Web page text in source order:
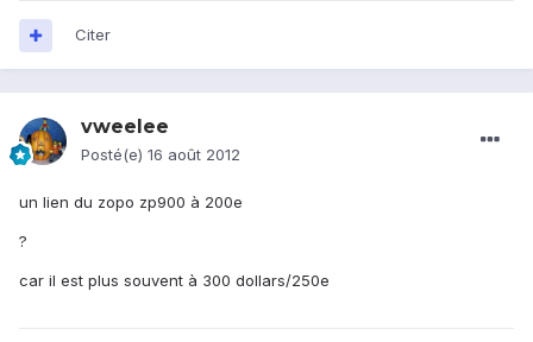
Citer
vweelee
Posté(e) 16 août 2012
un lien du zopo zp900 à 200e
?
car il est plus souvent à 300 dollars/250e